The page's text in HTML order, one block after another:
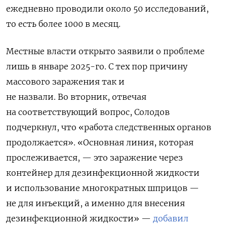
ежедневно проводили около 50 исследований,
то есть более 1000 в месяц.
Местные власти открыто заявили о проблеме
лишь в январе 2025-го. С тех пор причину
массового заражения так и
не назвали. Во вторник, отвечая
на соответствующий вопрос, Солодов
подчеркнул, что «работа следственных органов
продолжается». «Основная линия, которая
прослеживается, — это заражение через
контейнер для дезинфекционной жидкости
и использование многократных шприцов —
не для инъекций, а именно для внесения
дезинфекционной жидкости» — добавил